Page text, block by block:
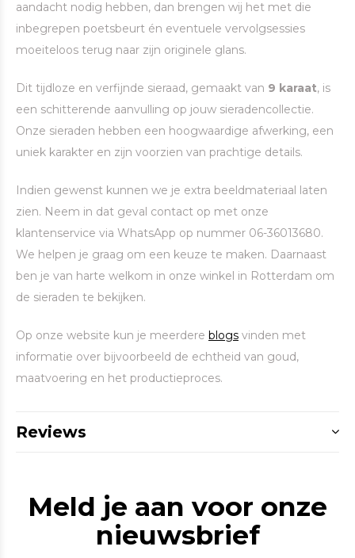
aandacht nodig hebben, dan brengen wij het met die
inbegrepen poetsbeurt én eventuele vervolgsessies
moeiteloos terug naar zijn originele glans.
Dit tijdloze en verfijnde sieraad, gemaakt van 9 karaat, is
een schitterende aanvulling op jouw sieradencollectie.
Onze sieraden hebben een hoogwaardige afwerking, een
uniek karakter en zijn voorzien van prachtige details.
Indien gewenst kunnen we je extra beeldmateriaal laten
zien. Neem in dat geval contact op met onze
klantenservice via WhatsApp op nummer 06-36013680.
We helpen je graag om een keuze te maken. Daarnaast
ben je van harte welkom in onze winkel in Rotterdam om
de sieraden te bekijken.
Op onze website kun je meerdere blogs vinden met
informatie over bijvoorbeeld de echtheid van goud,
maatvoering en het productieproces.
Reviews
Meld je aan voor onze
nieuwsbrief